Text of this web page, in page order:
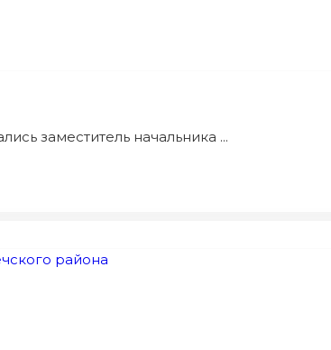
заместитель начальника ...